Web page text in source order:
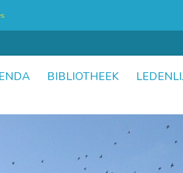
BIBLIOTHEEK